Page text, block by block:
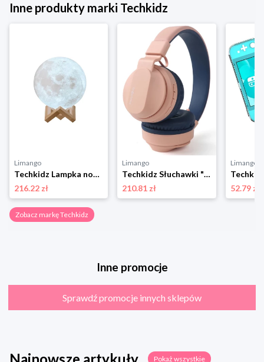
Inne produkty marki Techkidz
Limango
Techkidz Lampka nocna "Journey to the Moon” w kolorze beżowym - 3+ rozmiar: onesize
216.22 zł
Limango
Techkidz Słuchawki "Supreme" w kolorze jasnoróżowym - 6+ rozmiar: onesize
210.81 zł
Limango
52.79 zł
Zobacz markę Techkidz
Inne promocje
Sprawdź promocje innych sklepów
Pokaż wszystkie